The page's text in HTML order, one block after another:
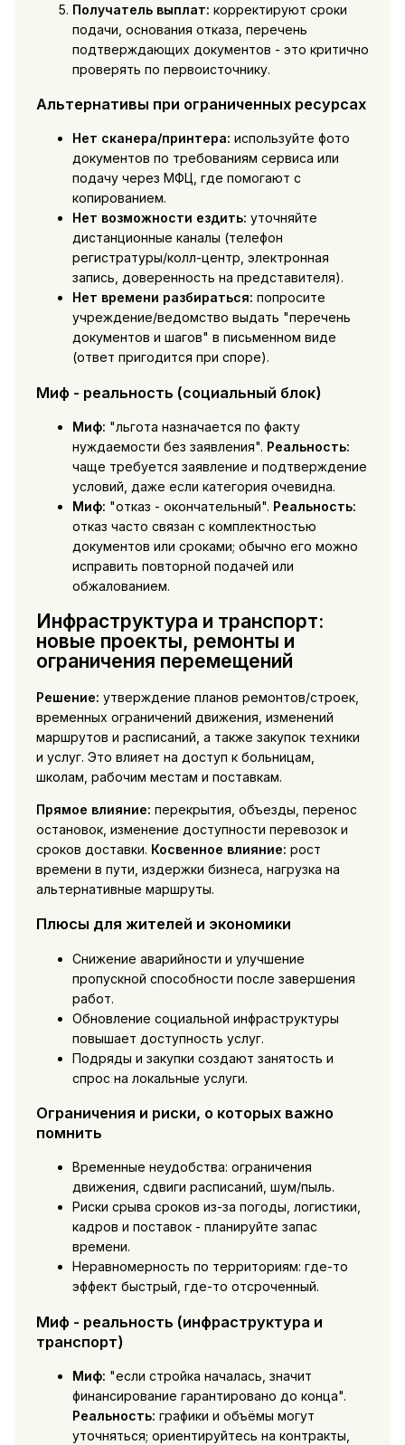
Получатель выплат: корректируют сроки
подачи, основания отказа, перечень
подтверждающих документов - это критично
проверять по первоисточнику.
Альтернативы при ограниченных ресурсах
Нет сканера/принтера: используйте фото
документов по требованиям сервиса или
подачу через МФЦ, где помогают с
копированием.
Нет возможности ездить: уточняйте
дистанционные каналы (телефон
регистратуры/колл-центр, электронная
запись, доверенность на представителя).
Нет времени разбираться: попросите
учреждение/ведомство выдать "перечень
документов и шагов" в письменном виде
(ответ пригодится при споре).
Миф - реальность (социальный блок)
Миф: "льгота назначается по факту
нуждаемости без заявления". Реальность:
чаще требуется заявление и подтверждение
условий, даже если категория очевидна.
Миф: "отказ - окончательный". Реальность:
отказ часто связан с комплектностью
документов или сроками; обычно его можно
исправить повторной подачей или
обжалованием.
Инфраструктура и транспорт:
новые проекты, ремонты и
ограничения перемещений
Решение: утверждение планов ремонтов/строек,
временных ограничений движения, изменений
маршрутов и расписаний, а также закупок техники
и услуг. Это влияет на доступ к больницам,
школам, рабочим местам и поставкам.
Прямое влияние: перекрытия, объезды, перенос
остановок, изменение доступности перевозок и
сроков доставки. Косвенное влияние: рост
времени в пути, издержки бизнеса, нагрузка на
альтернативные маршруты.
Плюсы для жителей и экономики
Снижение аварийности и улучшение
пропускной способности после завершения
работ.
Обновление социальной инфраструктуры
повышает доступность услуг.
Подряды и закупки создают занятость и
спрос на локальные услуги.
Ограничения и риски, о которых важно
помнить
Временные неудобства: ограничения
движения, сдвиги расписаний, шум/пыль.
Риски срыва сроков из-за погоды, логистики,
кадров и поставок - планируйте запас
времени.
Неравномерность по территориям: где-то
эффект быстрый, где-то отсроченный.
Миф - реальность (инфраструктура и
транспорт)
Миф: "если стройка началась, значит
финансирование гарантировано до конца".
Реальность: графики и объёмы могут
уточняться; ориентируйтесь на контракты,